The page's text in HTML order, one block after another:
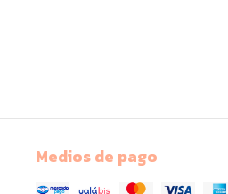
Medios de pago